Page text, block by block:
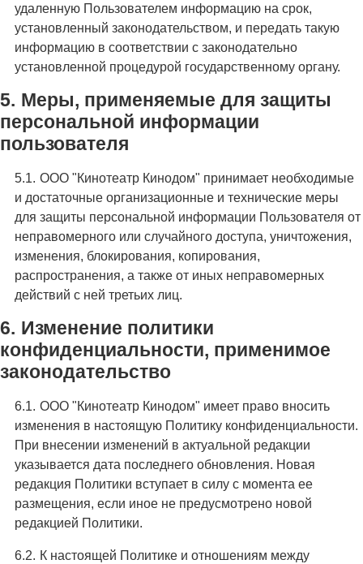
удаленную Пользователем информацию на срок,
установленный законодательством, и передать такую
информацию в соответствии с законодательно
установленной процедурой государственному органу.
Меры, применяемые для защиты
персональной информации
пользователя
ООО "Кинотеатр Кинодом" принимает необходимые
и достаточные организационные и технические меры
для защиты персональной информации Пользователя от
неправомерного или случайного доступа, уничтожения,
изменения, блокирования, копирования,
распространения, а также от иных неправомерных
действий с ней третьих лиц.
Изменение политики
конфиденциальности, применимое
законодательство
ООО "Кинотеатр Кинодом" имеет право вносить
изменения в настоящую Политику конфиденциальности.
При внесении изменений в актуальной редакции
указывается дата последнего обновления. Новая
редакция Политики вступает в силу с момента ее
размещения, если иное не предусмотрено новой
редакцией Политики.
К настоящей Политике и отношениям между